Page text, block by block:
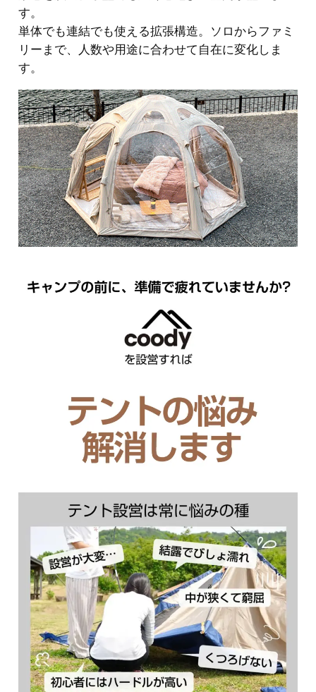
す。
単体でも連結でも使える拡張構造。ソロからファミ
リーまで、人数や用途に合わせて自在に変化しま
す。